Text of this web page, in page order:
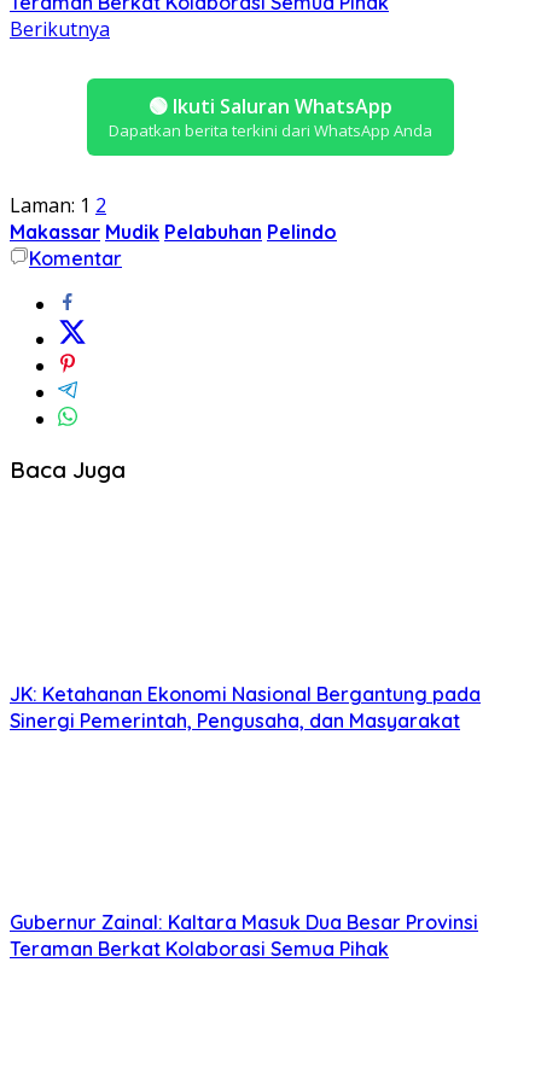
Berikutnya
🟢 Ikuti Saluran WhatsApp
Dapatkan berita terkini dari WhatsApp Anda
Laman: 1 2
Makassar Mudik Pelabuhan Pelindo
Komentar
Baca Juga
JK: Ketahanan Ekonomi Nasional Bergantung pada
Sinergi Pemerintah, Pengusaha, dan Masyarakat
Gubernur Zainal: Kaltara Masuk Dua Besar Provinsi
Teraman Berkat Kolaborasi Semua Pihak